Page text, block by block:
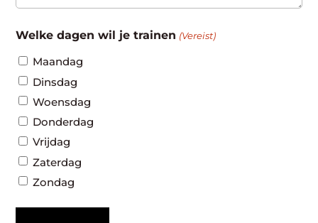
Welke dagen wil je trainen (Vereist)
Maandag
Dinsdag
Woensdag
Donderdag
Vrijdag
Zaterdag
Zondag